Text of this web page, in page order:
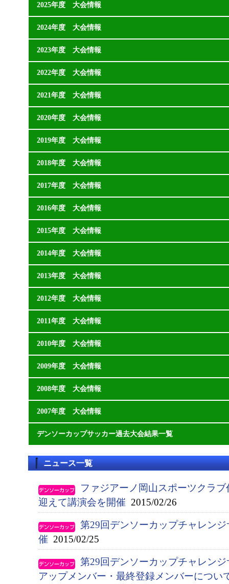
2025年度 大会情報
2024年度 大会情報
2023年度 大会情報
2022年度 大会情報
2021年度 大会情報
2020年度 大会情報
2019年度 大会情報
2018年度 大会情報
2017年度 大会情報
2016年度 大会情報
2015年度 大会情報
2014年度 大会情報
2013年度 大会情報
2012年度 大会情報
2011年度 大会情報
2010年度 大会情報
2009年度 大会情報
2008年度 大会情報
2007年度 大会情報
デンソーカップサッカー過去大会結果一覧
ニュース一覧
ファジアーノ岡山スポーツクラ
迎えて講演会を開催 2015/02/26
第29回デンソーカップチャレン
催 2015/02/25
第29回デンソーカップチャレン
アップメンバー・最終登録メンバーについ